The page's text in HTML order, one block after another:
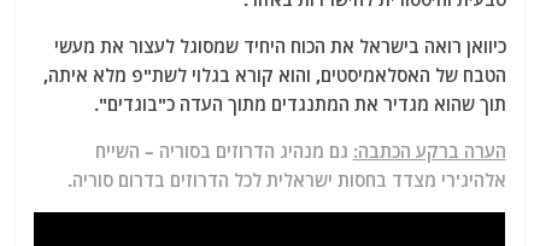
כיוואן רואה בישראל את הכוח היחיד שמסוגל לעצור את מעשי
הטבח של האסלאמיסטים, והוא קורא בגלוי לשת"פ מלא איתה,
תוך שהוא מגדיר את המתנגדים מתוך העדה כ"בוגדים".
הערה ברקע הכתבה: גם מנהיג הדרוזים בסוריה – השייח
אלהיג'רי מצדד בחסות ישראלית לכל הדרוזים בדרום סוריה.